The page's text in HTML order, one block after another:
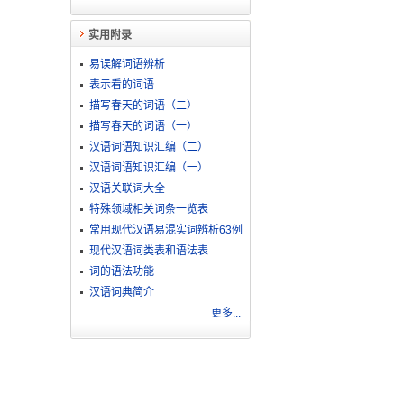
实用附录
易误解词语辨析
表示看的词语
描写春天的词语（二）
描写春天的词语（一）
汉语词语知识汇编（二）
汉语词语知识汇编（一）
汉语关联词大全
特殊领域相关词条一览表
常用现代汉语易混实词辨析63例
现代汉语词类表和语法表
词的语法功能
汉语词典简介
更多...